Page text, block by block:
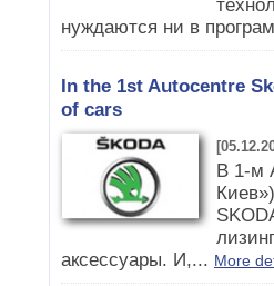
нуждаются ни в
In the 1st Autocentre
of cars
В 1-м
аксессуары. И,... More